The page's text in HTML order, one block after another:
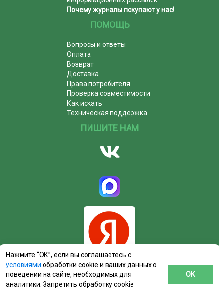
Почему журналы покупают у нас!
ПОМОЩЬ
Вопросы и ответы
Оплата
Возврат
Доставка
Права потребителя
Проверка совместимости
Как искать
Техническая поддержка
ПИШИТЕ НАМ
Нажмите “ОК”, если вы соглашаетесь с
условиями обработки cookie и ваших данных о
поведении на сайте, необходимых для
аналитики. Запретить обработку cookie
ОК